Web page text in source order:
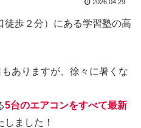
2026.04.29
徒歩２分）にある学習塾の高
ありますが、徐々に暑くな
5台のエアコンをすべて最新
しました！